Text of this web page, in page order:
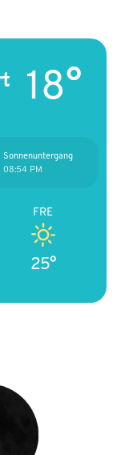
18°
Sonnenuntergang
08:54 PM
FRE
25°